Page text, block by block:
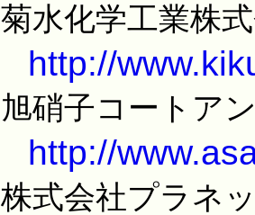
菊水化学工業株
http://
旭硝子コートア
http://
株式会社プラネ